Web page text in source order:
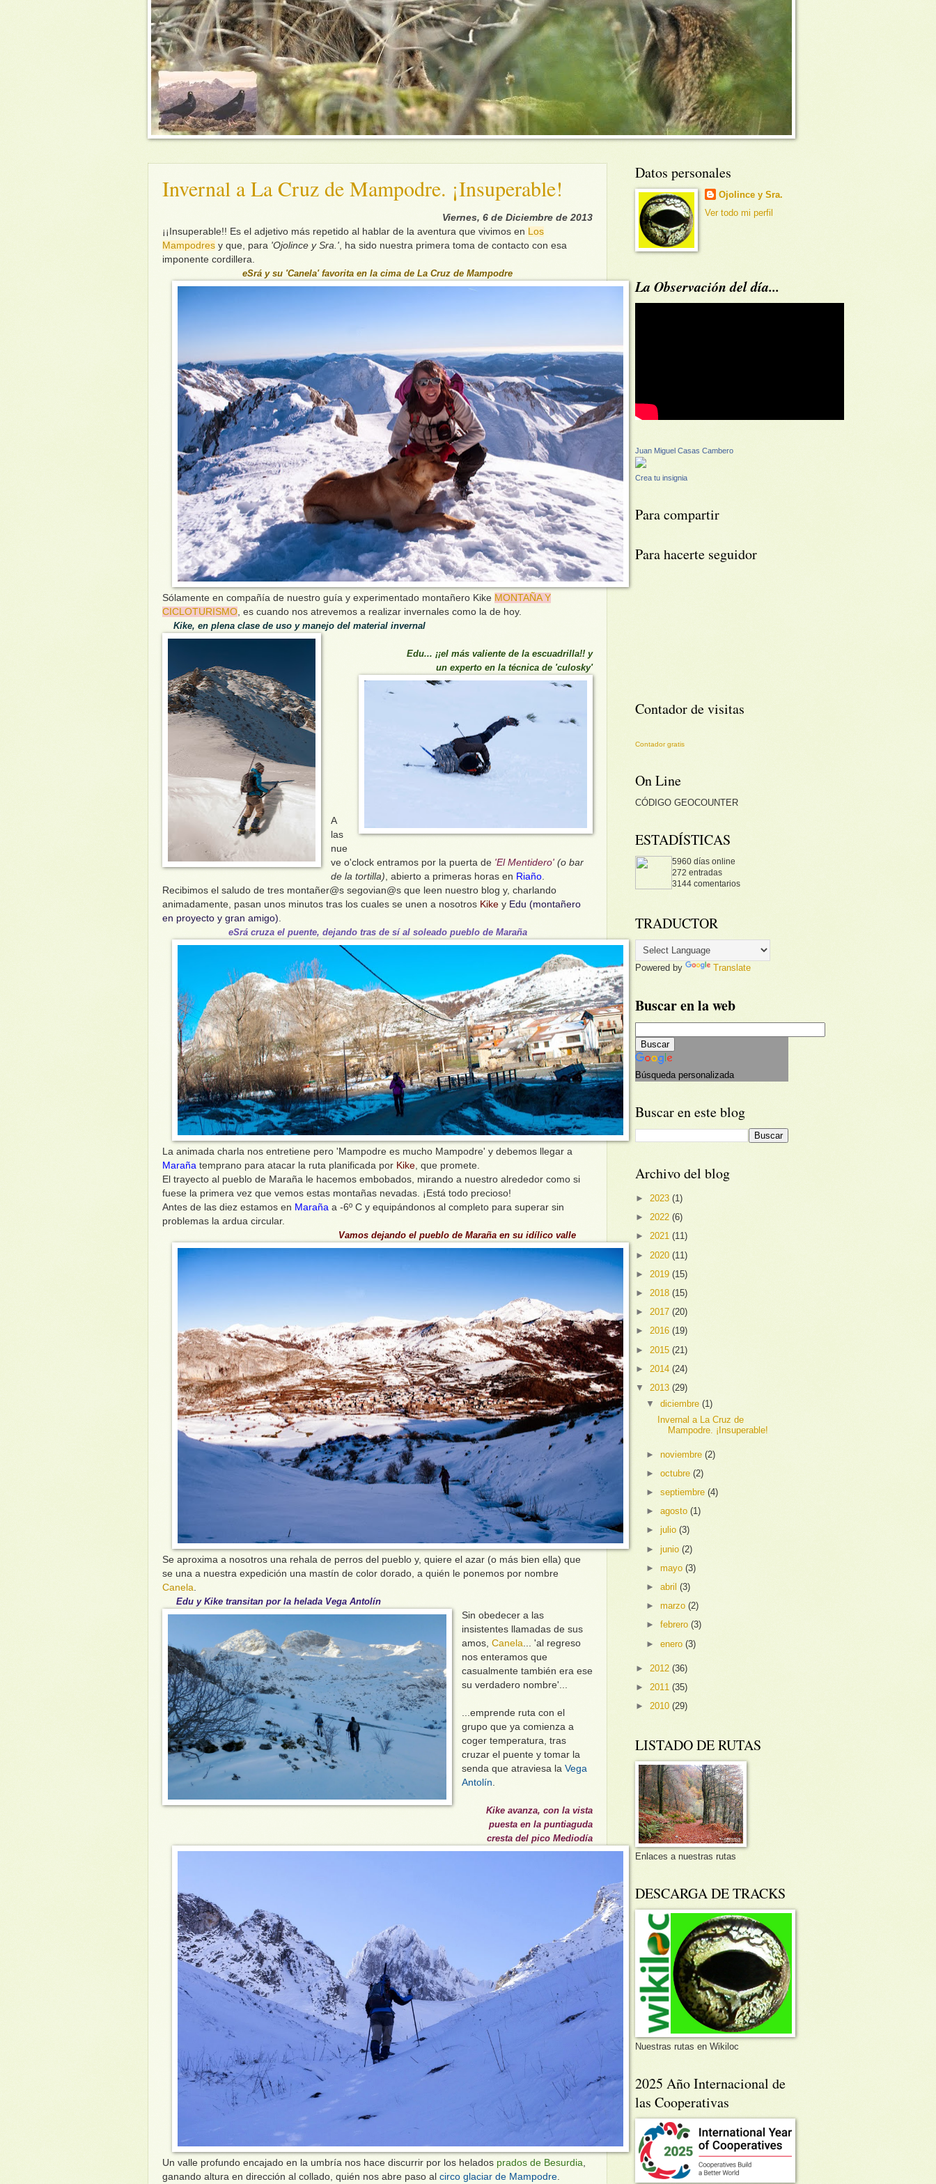
Invernal a La Cruz de Mampodre. ¡Insuperable!
Viernes, 6 de Diciembre de 2013
¡¡Insuperable!! Es el adjetivo más repetido al hablar de la aventura que vivimos en
Los
Mampodres y que, para 'Ojolince y Sra.' , ha sido nuestra primera toma de contacto con esa
imponente cordillera.
eSrá y su 'Canela' favorita en la cima de La Cruz de Mampodre
Sólamente en compañía de nuestro guía y experimentado montañero Kike MONTAÑA Y
CICLOTURISMO , es cuando nos atrevemos a realizar invernales como la de hoy.
Kike, en plena clase de uso y manejo del material invernal
Edu... ¡¡el más valiente de la escuadrilla!! y
un experto en la técnica de 'culosky'
A
las
nue
ve o'clock entramos por la puerta de 'El Mentidero'(o bar
de la tortilla) , abierto a primeras horas en Riaño.
Recibimos el saludo de tres montañer@s segovian@s que leen nuestro blog y, charlando
animadamente, pasan unos minutos tras los cuales se unen a nosotros Kike y Edu (montañero
en proyecto y gran amigo)
eSrá cruza el puente, dejando tras de sí al soleado pueblo de Maraña
La animada charla nos entretiene pero 'Mampodre es mucho Mampodre' y debemos llegar a
Maraña temprano para atacar la ruta planificada por Kike , que promete.
El trayecto al pueblo de Maraña le hacemos embobados, mirando a nuestro alrededor como si
fuese la primera vez que vemos estas montañas nevadas. ¡Está todo precioso!
Antes de las diez estamos en Maraña a -6º C y equipándonos al completo para superar sin
problemas la ardua circular.
Vamos dejando el pueblo de Maraña en su idílico valle
Se aproxima a nosotros una rehala de perros del pueblo y, quiere el azar (o más bien ella) que
se una a nuestra expedición una mastín de color dorado, a quién le ponemos por nombre
Canela
Edu y Kike transitan por la helada Vega Antolín
Sin obedecer a las
insistentes llamadas de sus
amos, Canela ... 'al regreso
nos enteramos que
casualmente también era ese
su verdadero nombre'...
...emprende ruta con el
grupo que ya comienza a
coger temperatura, tras
cruzar el puente y tomar la
senda que atraviesa la Vega
Antolín
Kike avanza, con la vista
puesta en la puntiaguda
cresta del pico Mediodía
Un valle profundo encajado en la umbría nos hace discurrir por los helados prados de Besurdia
ganando altura en dirección al collado, quién nos abre paso al circo glaciar de Mampodre
Datos personales
Ojolince y Sra.
Ver todo mi perfil
La Observación del día...
Juan Miguel Casas Cambero
Crea tu insignia
Para compartir
Para hacerte seguidor
Contador de visitas
Contador gratis
On Line
CÓDIGO GEOCOUNTER
ESTADÍSTICAS
5960 días online
272 entradas
3144 comentarios
TRADUCTOR
Powered by Translate
Buscar en la web
Búsqueda personalizada
Buscar en este blog
Archivo del blog
► 2023 (1)
► 2022 (6)
► 2021 (11)
► 2020 (11)
► 2019 (15)
► 2018 (15)
► 2017 (20)
► 2016 (19)
► 2015 (21)
► 2014 (24)
▼ 2013 (29)
▼diciembre(1)
Invernal a La Cruz de
Mampodre. ¡Insuperable!
►noviembre(2)
►octubre(2)
►septiembre(4)
►agosto(1)
►julio(3)
►junio(2)
►mayo(3)
►abril(3)
►marzo(2)
►febrero(3)
►enero(3)
► 2012 (36)
► 2011 (35)
► 2010 (29)
LISTADO DE RUTAS
Enlaces a nuestras rutas
DESCARGA DE TRACKS
Nuestras rutas en Wikiloc
2025 Año Internacional de
las Cooperativas